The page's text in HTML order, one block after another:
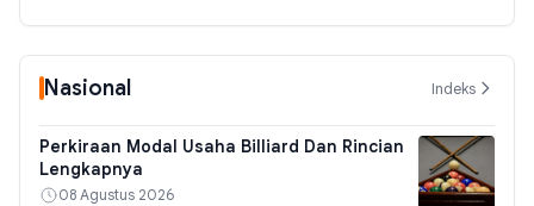
Nasional Indeks
Perkiraan Modal Usaha Billiard Dan Rincian
Lengkapnya
08 Agustus 2026